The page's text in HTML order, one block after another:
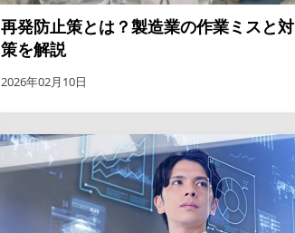
再発防止策とは？製造業の作業ミスと対
策を解説
2026年02月10日